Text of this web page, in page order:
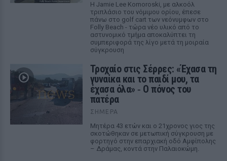
Η Jamie Lee Komoroski, με αλκοόλ
τριπλάσιο του νόμιμου ορίου, έπεσε
πάνω στο golf cart των νεόνυμφων στο
Folly Beach - τώρα νέο υλικό από το
αστυνομικό τμήμα αποκαλύπτει τη
συμπεριφορά της λίγο μετά τη μοιραία
σύγκρουση
Τροχαίο στις Σέρρες: «Έχασα τη
γυναίκα και το παιδί μου, τα
έχασα όλα» ‑ Ο πόνος του
πατέρα
ΣΉΜΕΡΑ
Μητέρα 43 ετών και ο 21χρονος γιος της
σκοτώθηκαν σε μετωπική σύγκρουση με
φορτηγό στην επαρχιακή οδό Αμφίπολης
– Δράμας, κοντά στην Παλαιοκώμη.